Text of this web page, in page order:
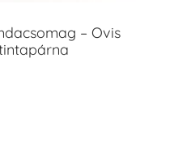
– Ovis